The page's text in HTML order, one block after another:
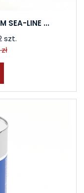
SEA-LINE ...
szt.